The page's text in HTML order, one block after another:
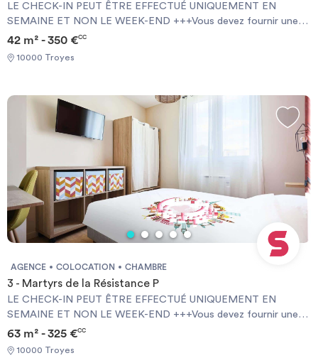
LE CHECK-IN PEUT ÊTRE EFFECTUÉ UNIQUEMENT EN
SEMAINE ET NON LE WEEK-END +++Vous devez fournir une
Garantie Visale obligatoirement et une assurance habitation+++
[ENG] CHECK-IN CAN ONLY BE DONE ON WEEKDAYS AND
NOT AT WEEKENDS +++You must provide a Visale Guarantee
42 m² - 350 €CC
10000 Troyes
AGENCE COLOCATION CHAMBRE
3 - Martyrs de la Résistance P
LE CHECK-IN PEUT ÊTRE EFFECTUÉ UNIQUEMENT EN
SEMAINE ET NON LE WEEK-END +++Vous devez fournir une
Garantie Visale obligatoirement et une assurance habitation+++
[ENG] CHECK-IN CAN ONLY BE DONE ON WEEKDAYS AND
63 m² - 325 €CC
10000 Troyes